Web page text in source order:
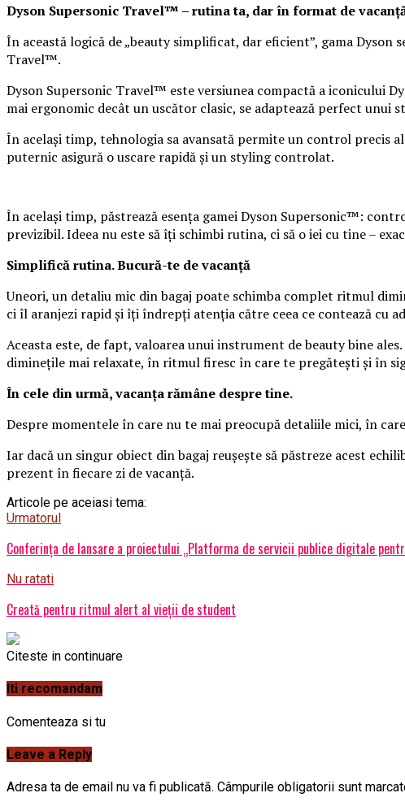
Dyson Supersonic Travel™ – rutina ta, dar în format de
În această logică de „beauty simplificat, dar eficient”, gama
Travel™.
Dyson Supersonic Travel™ este versiunea compactă a iconicului
mai ergonomic decât un uscător clasic, se adaptează perfect
În același timp, tehnologia sa avansată permite un control precis
puternic asigură o uscare rapidă și un styling controlat.
În același timp, păstrează esența gamei Dyson Supersonic™:
previzibil. Ideea nu este să îți schimbi rutina, ci să o iei cu tine –
Simplifică rutina. Bucură-te de vacanță
Uneori, un detaliu mic din bagaj poate schimba complet ritmul
ci îl aranjezi rapid și îți îndrepți atenția către ceea ce contează cu
Aceasta este, de fapt, valoarea unui instrument de beauty bine
diminețile mai relaxate, în ritmul firesc în care te pregătești și în
În cele din urmă, vacanța rămâne despre tine.
Despre momentele în care nu te mai preocupă detaliile mici, în
Iar dacă un singur obiect din bagaj reușește să păstreze acest
prezent în fiecare zi de vacanță.
Articole pe aceiasi tema:
Urmatorul
Conferința de lansare a proiectului „Platforma de servicii publice digitale
Nu ratati
Creată pentru ritmul alert al vieții de student
Citeste in continuare
Iti recomandam
Comenteaza si tu
Leave a Reply
Adresa ta de email nu va fi publicată. Câmpurile obligatorii sunt